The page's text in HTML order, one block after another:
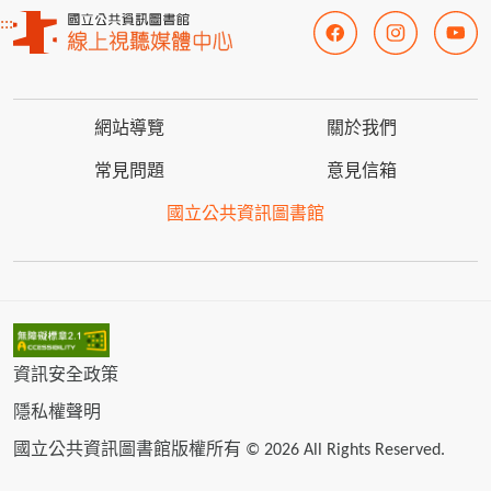
:::
網站導覽 關於我們
常見問題 意見信箱
國立公共資訊圖書館
資訊安全政策
隱私權聲明
國立公共資訊圖書館版權所有 © 2026 All Rights Reserved.